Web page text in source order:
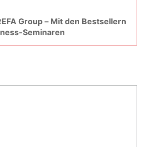
Group – Mit den Bestsellern
Seminaren